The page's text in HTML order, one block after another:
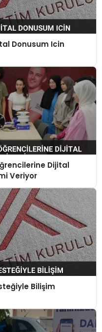
Donusum Icin
Dijital
Veriyor
Bilişim